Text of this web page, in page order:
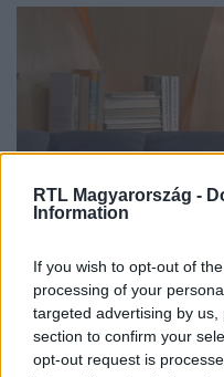
RTL Magyarország -
Information
If you wish to opt-out of
processing of your
targeted advertising by
section to confirm your
opt-out request is
2024. szeptember 10. 9:00
Szokatlan videót
Harryék pedig
Egy váratlan